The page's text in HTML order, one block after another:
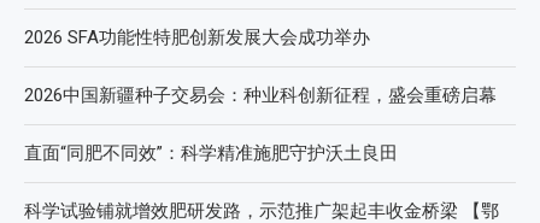
2026 SFA功能性特肥创新发展大会成功举办
2026中国新疆种子交易会：种业科创新征程，盛会重磅启幕
直面“同肥不同效”：科学精准施肥守护沃土良田
科学试验铺就增效肥研发路，示范推广架起丰收金桥梁 【鄂